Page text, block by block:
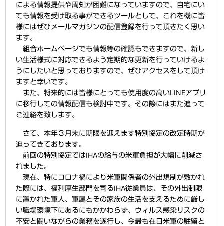
による情報提供や周知が困難になっていますので、自宅にい
ても情報を受け取る事ができるツールとして、これを機に皆
様にはぜひメールマガジンの配信登録を行って頂きたく思い
ます。
組合ホームページでも情報等の確認もできますので、新し
い生活様式に対応できるよう定期的な更新を行っていけるよ
うにしたいと思っておりますので、ぜひアクセスをして頂け
ますと幸いです。
また、将来的には皆様にとっても使用度の高いLINEアプリ
に移行しての情報配信も検討中です。その際にはまた追って
ご連絡を致します。
さて、本年３月末に期限を迎えます特別協定の改定時期が
迫ってきております。
前回の特別協定ではIHAの給与の米軍負担が大幅に削減さ
れました。
現在、特にコロナ禍により米軍関係者の外出規制が敷かれ
た際には、福利厚生部門を司るIHA従業員は、その外出制限
に置かれた軍人、軍属とその家族の生活を支えるために厳し
い職場環境下にあるにもかかわらず、ウィルス感染リスクの
不安と闘いながらの業務を遂行し、今最も在日米軍の駐留と